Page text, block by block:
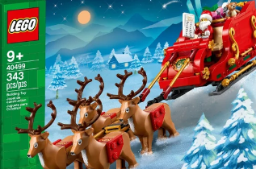
IDEAS LEGO® INDIANA JONES™
LEDOVÉ KRÁLOVSTVÍ 2 LEGO®
LEGO® MINIONS LEGO®
LEGO® NINJAGO A NINJAGO MOVIE
POKÉMON™ LEGO®
NA KLÍČE A MAGNETKY